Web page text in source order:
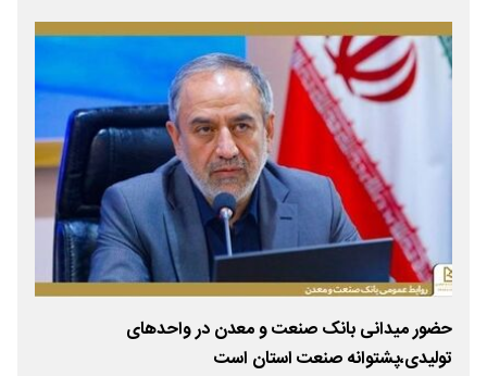
حضور میدانی بانک صنعت و معدن در واحدهای
تولیدی،پشتوانه صنعت استان است